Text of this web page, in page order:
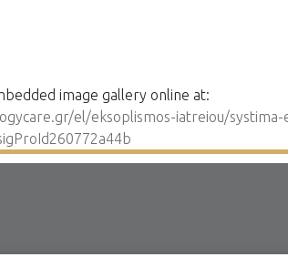
image gallery online at:
el/eksoplismos-iatreiou/